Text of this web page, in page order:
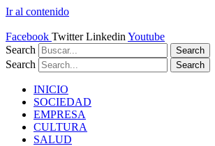
Ir al contenido
Facebook Twitter Linkedin Youtube
Search
Search
Search Search
INICIO
SOCIEDAD
EMPRESA
CULTURA
SALUD